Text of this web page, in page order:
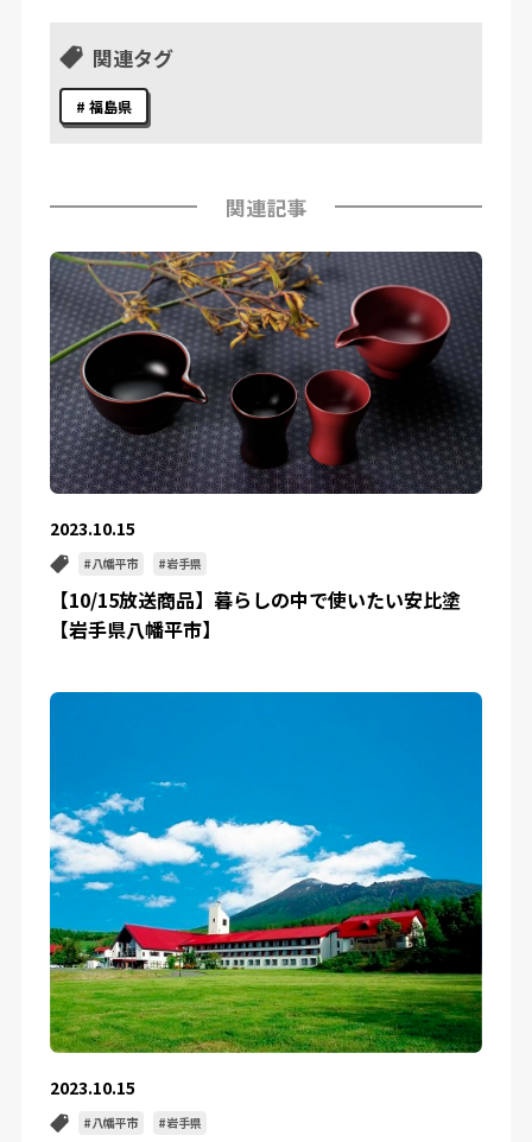
関連タグ
福島県
関連記事
2023.10.15
八幡平市 岩手県
【10/15放送商品】暮らしの中で使いたい安比塗
【岩手県八幡平市】
2023.10.15
八幡平市 岩手県